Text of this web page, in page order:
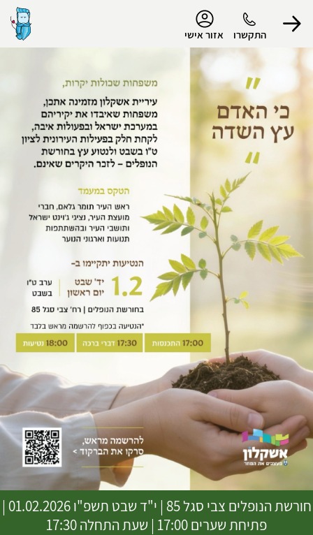
התקשרו אזור אישי
הפרופיל שלי
התנתק
חורשת הנופלים צבי סגל 85 | י"ד שבט תשפ"ו
01.02.2026 |
פתיחת שערים 17:00 | שעת התחלה 17:30